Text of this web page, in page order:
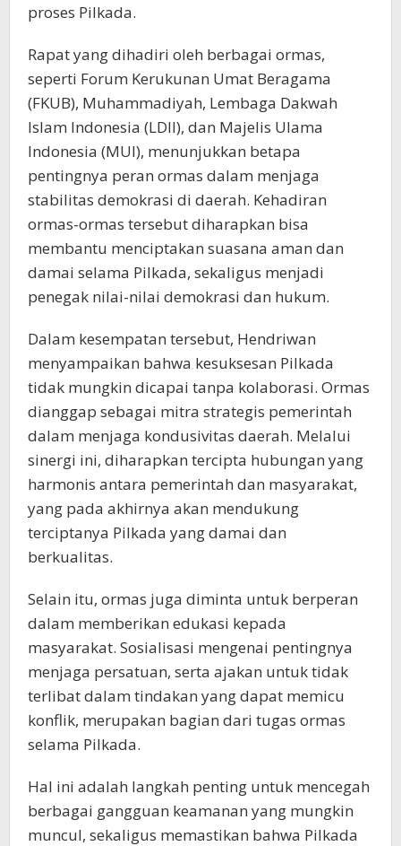
proses Pilkada.
Rapat yang dihadiri oleh berbagai ormas,
seperti Forum Kerukunan Umat Beragama
(FKUB), Muhammadiyah, Lembaga Dakwah
Islam Indonesia (LDII), dan Majelis Ulama
Indonesia (MUI), menunjukkan betapa
pentingnya peran ormas dalam menjaga
stabilitas demokrasi di daerah. Kehadiran
ormas-ormas tersebut diharapkan bisa
membantu menciptakan suasana aman dan
damai selama Pilkada, sekaligus menjadi
penegak nilai-nilai demokrasi dan hukum.
Dalam kesempatan tersebut, Hendriwan
menyampaikan bahwa kesuksesan Pilkada
tidak mungkin dicapai tanpa kolaborasi. Ormas
dianggap sebagai mitra strategis pemerintah
dalam menjaga kondusivitas daerah. Melalui
sinergi ini, diharapkan tercipta hubungan yang
harmonis antara pemerintah dan masyarakat,
yang pada akhirnya akan mendukung
terciptanya Pilkada yang damai dan
berkualitas.
Selain itu, ormas juga diminta untuk berperan
dalam memberikan edukasi kepada
masyarakat. Sosialisasi mengenai pentingnya
menjaga persatuan, serta ajakan untuk tidak
terlibat dalam tindakan yang dapat memicu
konflik, merupakan bagian dari tugas ormas
selama Pilkada.
Hal ini adalah langkah penting untuk mencegah
berbagai gangguan keamanan yang mungkin
muncul, sekaligus memastikan bahwa Pilkada